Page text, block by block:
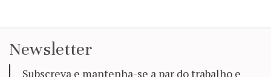
Newsletter
Subscreva e mantenha-se a par do trabalho e